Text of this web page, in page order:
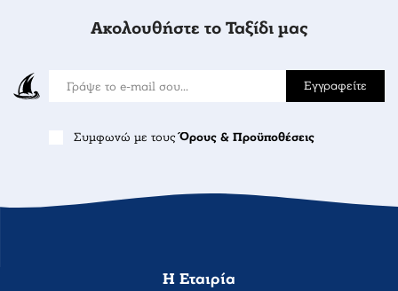
Ακολουθήστε το Ταξίδι μας
Εγγραφείτε
Συμφωνώ με τουςΌρους & Προϋποθέσεις
Η Εταιρία